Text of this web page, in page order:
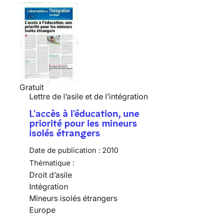
Gratuit
Lettre de l’asile et de l’intégration
L'accès à l'éducation, une
priorité pour les mineurs
isolés étrangers
Date de publication : 2010
Thématique :
Droit d’asile
Intégration
Mineurs isolés étrangers
Europe